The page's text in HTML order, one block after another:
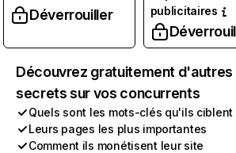
Déverrouiller
publicitaires
Découvrez gratuitement d'autres
secrets sur vos concurrents
Quels sont les mots-clés qu'ils ciblent
Leurs pages les plus importantes
Comment ils monétisent leur site